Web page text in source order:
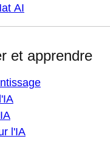
AI
et apprendre
l'IA